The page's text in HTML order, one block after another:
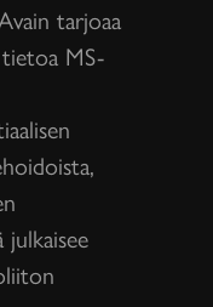
tarjoaa
MS-
julkaisee